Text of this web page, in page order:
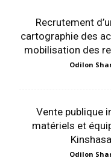
Recrutement
cartographie des
mobilisation des
Odilon
Vente publique
matériels et
Odilon